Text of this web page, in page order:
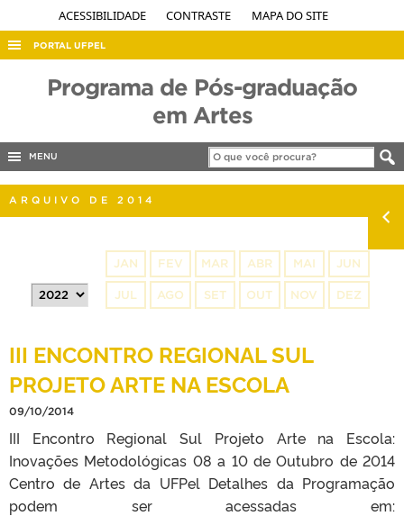
ACESSIBILIDADE CONTRASTE MAPA DO SITE
PORTAL UFPEL
EDITAIS
PORTARIAS
Programa de Pós-graduação
em Artes
MENU
ARQUIVO DE 2014
JAN FEV MAR ABR MAI JUN
JUL AGO SET OUT NOV DEZ
III ENCONTRO REGIONAL SUL
PROJETO ARTE NA ESCOLA
09/10/2014
III Encontro Regional Sul Projeto Arte na Escola:
Inovações Metodológicas 08 a 10 de Outubro de 2014
Centro de Artes da UFPel Detalhes da Programação
podem ser acessadas em: